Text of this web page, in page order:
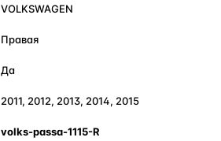
VOLKSWAGEN
Правая
Да
2011, 2012, 2013, 2014, 2015
volks-passa-1115-R